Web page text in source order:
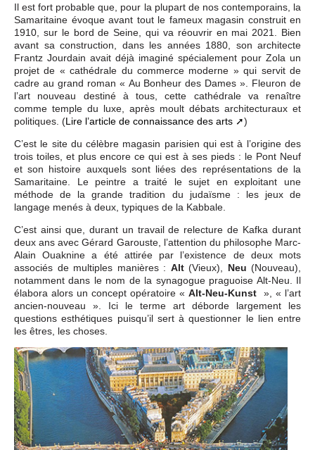
Il est fort probable que, pour la plupart de nos contemporains, la
Samaritaine évoque avant tout le fameux magasin construit en
1910, sur le bord de Seine, qui va réouvrir en mai 2021. Bien
avant sa construction, dans les années 1880, son architecte
Frantz Jourdain avait déjà imaginé spécialement pour Zola un
projet de « cathédrale du commerce moderne » qui servit de
cadre au grand roman « Au Bonheur des Dames ». Fleuron de
l’art nouveau destiné à tous, cette cathédrale va renaître
comme temple du luxe, après moult débats architecturaux et
politiques. (Lire l’article de connaissance des arts )
C’est le site du célèbre magasin parisien qui est à l’origine des
trois toiles, et plus encore ce qui est à ses pieds : le Pont Neuf
et son histoire auxquels sont liées des représentations de la
Samaritaine. Le peintre a traité le sujet en exploitant une
méthode de la grande tradition du judaïsme : les jeux de
langage menés à deux, typiques de la Kabbale.
C’est ainsi que, durant un travail de relecture de Kafka durant
deux ans avec Gérard Garouste, l’attention du philosophe Marc-
Alain Ouaknine a été attirée par l’existence de deux mots
associés de multiples manières : Alt(Vieux), Neu (Nouveau),
notamment dans le nom de la synagogue praguoise Alt-Neu. Il
élabora alors un concept opératoire « Alt-Neu-Kunst
», « l’art
ancien-nouveau ». Ici le terme art déborde largement les
questions esthétiques puisqu’il sert à questionner le lien entre
les êtres, les choses.